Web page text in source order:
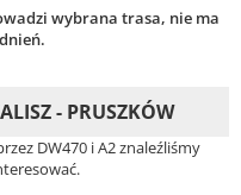
wybrana trasa, nie ma
- PRUSZKÓW
DW470 i A2 znaleźliśmy